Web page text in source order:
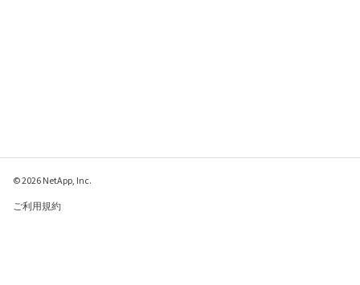
© 2026 NetApp, Inc.
ご利用規約